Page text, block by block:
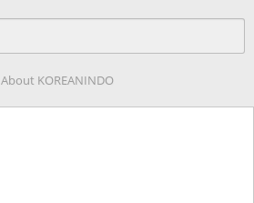
About KOREANINDO